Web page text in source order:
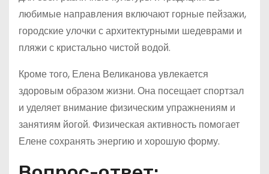
любимые направления включают горные пейзажи,
городские улочки с архитектурными шедеврами и
пляжи с кристально чистой водой.
Кроме того, Елена Великанова увлекается
здоровым образом жизни. Она посещает спортзал
и уделяет внимание физическим упражнениям и
занятиям йогой. Физическая активность помогает
Елене сохранять энергию и хорошую форму.